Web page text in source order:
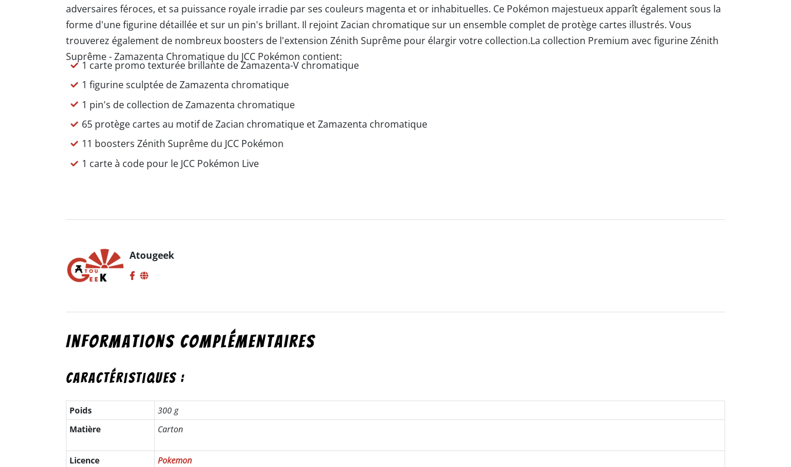
adversaires féroces, et sa puissance royale irradie par ses couleurs magenta et or inhabituelles. Ce Pokémon majestueux apparît également sous la
forme d'une figurine détaillée et sur un pin's brillant. Il rejoint Zacian chromatique sur un ensemble complet de protège cartes illustrés. Vous
trouverez également de nombreux boosters de l'extension Zénith Suprême pour élargir votre collection.La collection Premium avec figurine Zénith
Suprême - Zamazenta Chromatique du JCC Pokémon contient:
1 carte promo texturée brillante de Zamazenta-V chromatique
1 figurine sculptée de Zamazenta chromatique
1 pin's de collection de Zamazenta chromatique
65 protège cartes au motif de Zacian chromatique et Zamazenta chromatique
11 boosters Zénith Suprême du JCC Pokémon
1 carte à code pour le JCC Pokémon Live
Atougeek
Informations complémentaires
Caractéristiques :
Poids
300 g
Matière
Carton
Licence Pokemon